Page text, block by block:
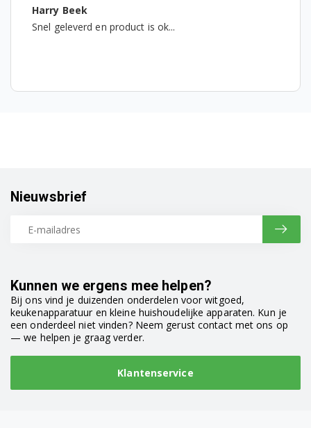
Harry Beek
Snel geleverd en product is ok...
Kunnen we ergens mee helpen?
Bij ons vind je duizenden onderdelen voor witgoed,
keukenapparatuur en kleine huishoudelijke apparaten. Kun je
een onderdeel niet vinden? Neem gerust contact met ons op
— we helpen je graag verder.
Klantenservice
Nieuwsbrief